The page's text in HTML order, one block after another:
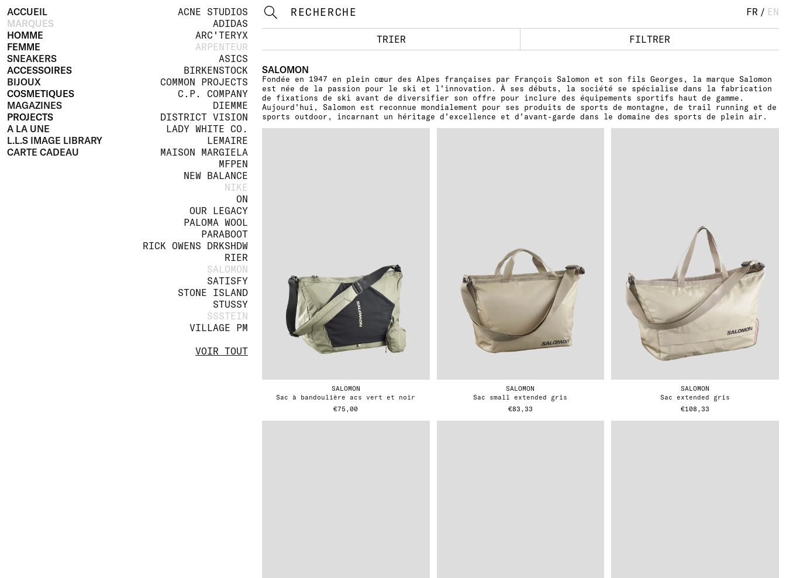
ACCUEIL
MARQUES
ACNE STUDIOS
ADIDAS
ARC'TERYX
ARPENTEUR
ASICS
BIRKENSTOCK
COMMON PROJECTS
C.P. COMPANY
DIEMME
DISTRICT VISION
LADY WHITE CO.
LEMAIRE
MAISON MARGIELA
MFPEN
NEW BALANCE
NIKE
ON
OUR LEGACY
PALOMA WOOL
PARABOOT
RICK OWENS DRKSHDW
RIER
SALOMON
SATISFY
STONE ISLAND
STUSSY
SSSTEIN
VILLAGE PM
VOIR TOUT
HOMME
FEMME
SNEAKERS
ACCESSOIRES
BIJOUX
COSMETIQUES
MAGAZINES
PROJECTS
A LA UNE
L.L.S IMAGE LIBRARY
CARTE CADEAU
RECHERCHE FR / EN
TRIER FILTRER
SALOMON
Fondée en 1947 en plein cœur des Alpes françaises par François Salomon et son fils Georges, la marque Salomon
est née de la passion pour le ski et l'innovation. À ses débuts, la société se spécialise dans la fabrication
de fixations de ski avant de diversifier son offre pour inclure des équipements sportifs haut de gamme.
Aujourd'hui, Salomon est reconnue mondialement pour ses produits de sports de montagne, de trail running et de
sports outdoor, incarnant un héritage d'excellence et d'avant-garde dans le domaine des sports de plein air.
SALOMON
sac à bandoulière acs vert et noir
€75,00
SALOMON
sac small extended gris
€83,33
SALOMON
sac extended gris
€108,33